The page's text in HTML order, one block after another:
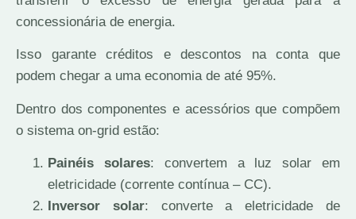
concessionária de energia.
Isso garante créditos e descontos na conta que
podem chegar a uma economia de até 95%.
Dentro dos componentes e acessórios que compõem
o sistema on-grid estão:
Painéis solares: convertem a luz solar em
eletricidade (corrente contínua – CC).
Inversor solar: converte a eletricidade de